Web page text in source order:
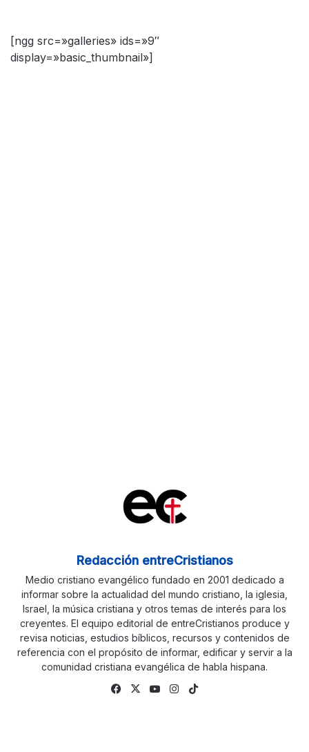
[ngg src=»galleries» ids=»9″
display=»basic_thumbnail»]
Redacción entreCristianos
Medio cristiano evangélico fundado en 2001 dedicado a
informar sobre la actualidad del mundo cristiano, la iglesia,
Israel, la música cristiana y otros temas de interés para los
creyentes. El equipo editorial de entreCristianos produce y
revisa noticias, estudios bíblicos, recursos y contenidos de
referencia con el propósito de informar, edificar y servir a la
comunidad cristiana evangélica de habla hispana.
Fa
X
Yo
Ins